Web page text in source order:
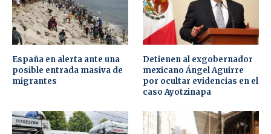
España en alerta ante una
posible entrada masiva de
migrantes
Detienen al exgobernador
mexicano Ángel Aguirre
por ocultar evidencias en el
caso Ayotzinapa